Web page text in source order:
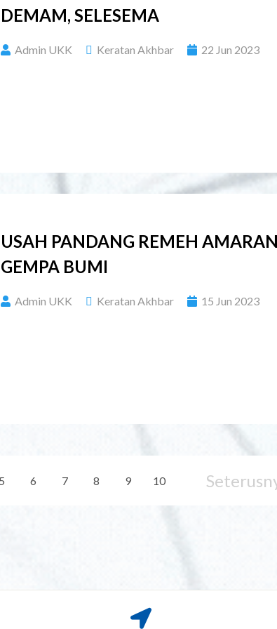
DEMAM, SELESEMA
Admin UKK Keratan Akhbar 22 Jun 2023
USAH PANDANG REMEH
GEMPA BUMI
Admin UKK Keratan Akhbar 15 Jun 2023
5 6 7 8 9 10